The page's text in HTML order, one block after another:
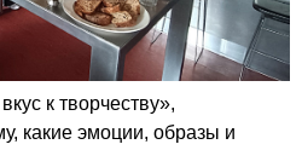
к творчеству»,
какие эмоции, образы и